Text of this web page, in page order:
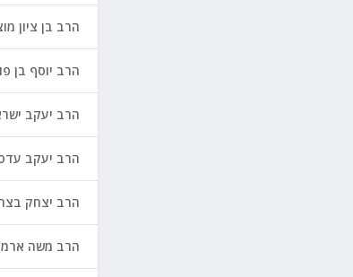
הרב בן ציון
הרב יוסף בן
הרב יעקב
הרב יעקב
הרב יצחק
הרב משה